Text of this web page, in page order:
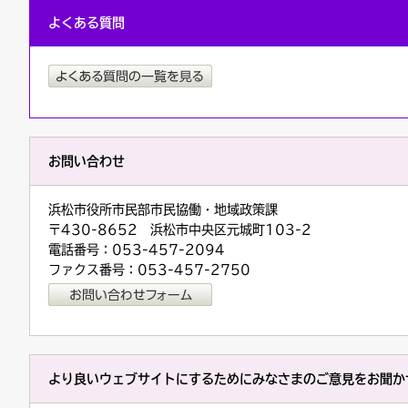
よくある質問
お問い合わせ
浜松市役所市民部市民協働・地域政策課
〒430-8652 浜松市中央区元城町103-2
電話番号：053-457-2094
ファクス番号：053-457-2750
より良いウェブサイトにするためにみなさまのご意見をお聞か